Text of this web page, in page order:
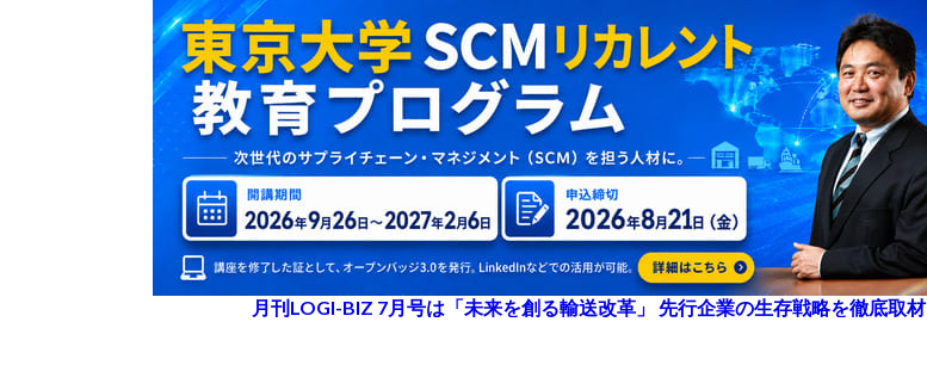
月刊LOGI-BIZ 7月号は「未来を創る輸送改革」 先行企業の生存戦略を徹底取材